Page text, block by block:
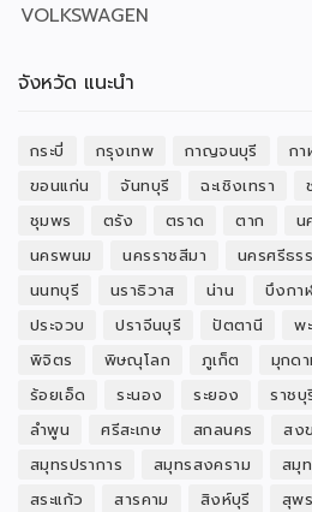
VOLKSWAGEN
จังหวัด แนะนำ
กระบี่ กรุงเทพ กาญจนบุรี ก
ขอนแก่น
จันทบุรี ฉะเชิงเทรา
ชุมพร
ตรัง ตราด ตาก น
นครพนม
นครราชสีมา นครศรีธร
นนทบุรี
นราธิวาส น่าน บึงกาฬ
ประจวบ
ปราจีนบุรี ปัตตานี พ
พิจิตร
พิษณุโลก ภูเก็ต มุกดา
ร้อยเอ็ด
ระนอง ระยอง ราชบุ
ลำพูน
ศรีสะเกษ สกลนคร สง
สมุทรปราการ
สมุทรสงคราม สมุ
สระแก้ว
สารคาม สิงห์บุรี สุพ